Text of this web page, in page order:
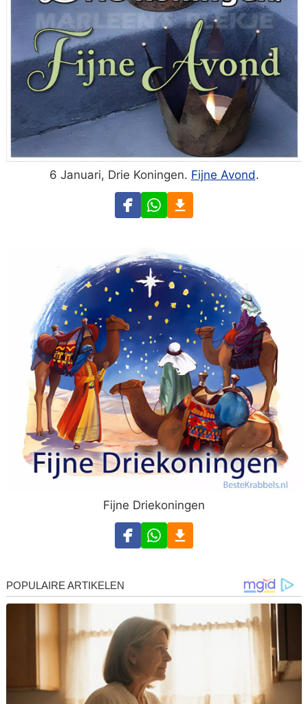
6 Januari, Drie Koningen. Fijne Avond.
Fijne Driekoningen